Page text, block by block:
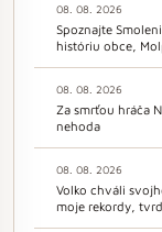
08. 08. 2026
Spoznajte
históriu obce,
08. 08. 2026
Za smrťou hráča
nehoda
08. 08. 2026
Volko chváli
moje rekordy,